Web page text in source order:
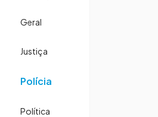
Geral
Justiça
Polícia
Política